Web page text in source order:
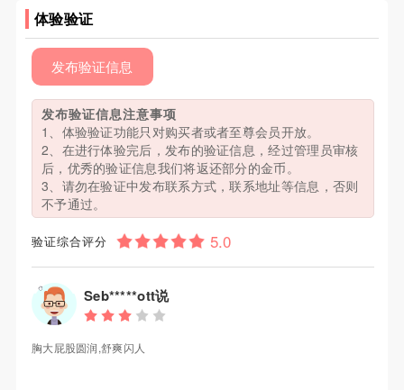
体验验证
发布验证信息
发布验证信息注意事项
1、体验验证功能只对购买者或者至尊会员开放。
2、在进行体验完后，发布的验证信息，经过管理员审核
后，优秀的验证信息我们将返还部分的金币。
3、请勿在验证中发布联系方式，联系地址等信息，否则
不予通过。
验证综合评分
Seb*****ott说
胸大屁股圆润,舒爽闪人